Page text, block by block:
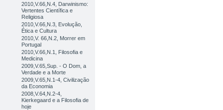
2010,V.66,N.4, Darwinismo:
Vertentes Científica e
Religiosa
2010,V.66,N.3, Evolução,
Ética e Cultura
2010,V. 66,N.2, Morrer em
Portugal
2010,V.66,N.1, Filosofia e
Medicina
2009,V.65,Sup. - O Dom, a
Verdade e a Morte
2009,V.65,N.1-4, Civilização
da Economia
2008,V.64,N.2-4,
Kierkegaard e a Filosofia de
hoje